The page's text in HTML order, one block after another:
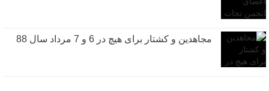
مجاهدین و کشتار برای هیچ در 6 و 7 مرداد سال 88